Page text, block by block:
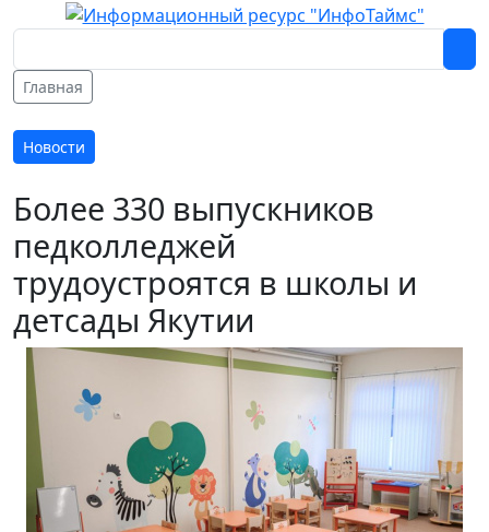
Главная
Новости
Более 330 выпускников
педколледжей
трудоустроятся в школы и
детсады Якутии